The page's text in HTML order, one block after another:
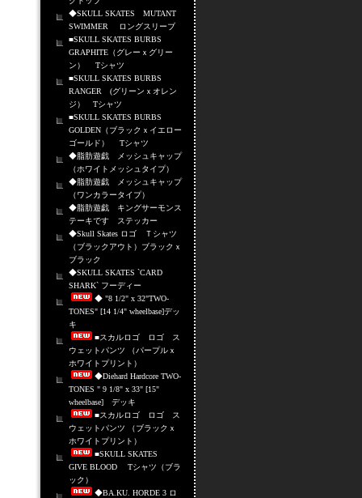
◆SKULL SKATES MUTANT
SWIMMER ロングスリーブ
■SKULL SKATES BURBS
GRAPHITE（グレーｘグリー
ン） Tシャツ
■SKULL SKATES BURBS
RANGER (グリーンｘオレン
ジ） Tシャツ
■SKULL SKATES BURBS
GOLDEN（ブラックｘイエロー
ゴールド） Tシャツ
◆脂肪遊戯 メッシュキャップ
（ホワイトメッシュタイプ）
◆脂肪遊戯 メッシュキャップ
（ワンカラータイプ）
◆脂肪遊戯 キングサーモンス
テーキです ステッカー
◆Skull Skates ロゴ Ｔシャツ
（ブラックアウト）ブラックｘ
ブラック
◆SKULL SKATES `CARD
SHARK` フーディー
◆ "8 1/2" x 32"TWO-
TONES" [14 1/4" wheelbase]デッ
キ
■スカルロゴ ロゴ ス
ウェットパンツ （パープルｘ
ホワイトプリント）
◆Diehard Hardcore TWO-
TONES " 9 1/8" x 33" [15"
wheelbase] デッキ
■スカルロゴ ロゴ ス
ウェットパンツ （ブラックｘ
ホワイトプリント）
■SKULL SKATES
GIVE BLOOD Tシャツ（ブラ
ック）
◆BA.KU. HORDE 3 ロ